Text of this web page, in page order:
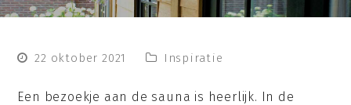
22 oktober 2021 Inspiratie
Een bezoekje aan de sauna is heerlijk. In de